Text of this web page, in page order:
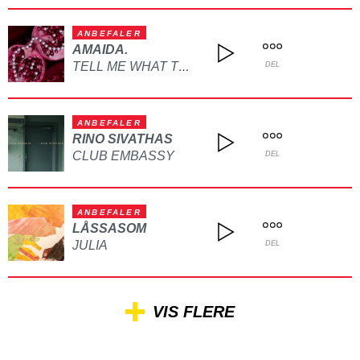
ANBEFALER
AMAIDA.
TELL ME WHAT TO DO DEL
ANBEFALER
RINO SIVATHAS
CLUB EMBASSY
DEL
ANBEFALER
LÅSSASOM
JULIA
DEL
VIS FLERE